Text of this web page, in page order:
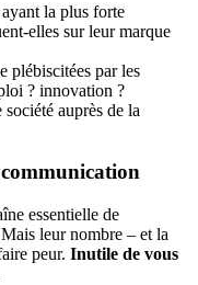
la plus forte
elles sur leur marque
plébiscitées par les
? innovation ?
auprès de la
essentielle de
leur nombre – et la
peur. Inutile de vous